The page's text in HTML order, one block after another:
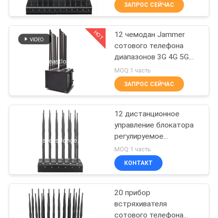
ФАБРИКЕ
ПРОВЕРКА
КАЧЕСТВА
СВЯЖИТЕСЬ
МЫ
НОВОСТИ
СЛУЧАИ
ЗАПРОС
ЦИТАТЫ
Jammer UAV
трутня
Высокомощная
глушилка
ЗАПРОС СЕЙЧАС
HOT
12 чемодан Jammer
сотового телефона
диапазонов 3G 4G 5G
портативный для
крытое на открытом
воздухе
MOQ:1 часть
ЗАПРОС СЕЙЧАС
12 дистанционное
управление блокатора
регулируемое
неподвижное 3G 4G 5G
WiFi сигнала сотового
телефона диапазонов
MOQ:1 часть
КОНТАКТ
20 прибор
встряхивателя
сотового телефона